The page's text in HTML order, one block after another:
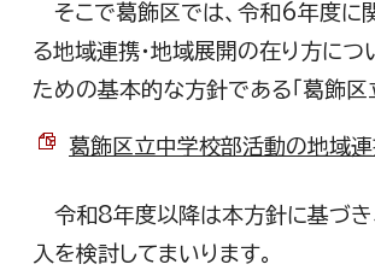
そこで葛飾区では、令和6年度に
る地域連携・地域展開の在り方に
ための基本的な方針である「葛飾区
葛飾区立中学校部活動の地域
令和8年度以降は本方針に基づき
入を検討してまいります。